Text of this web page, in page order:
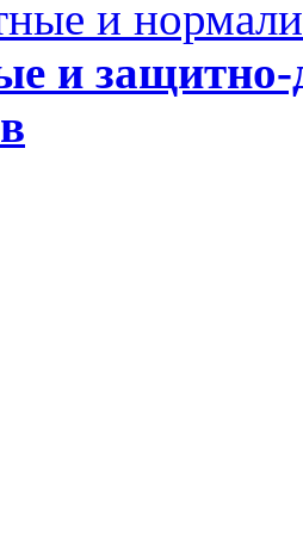
и
и защитно-